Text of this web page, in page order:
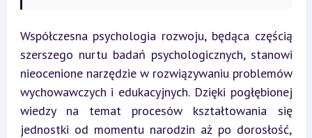
Współczesna psychologia rozwoju, będąca częścią
szerszego nurtu badań psychologicznych, stanowi
nieocenione narzędzie w rozwiązywaniu problemów
wychowawczych i edukacyjnych. Dzięki pogłębionej
wiedzy na temat procesów kształtowania się
jednostki od momentu narodzin aż po dorosłość,